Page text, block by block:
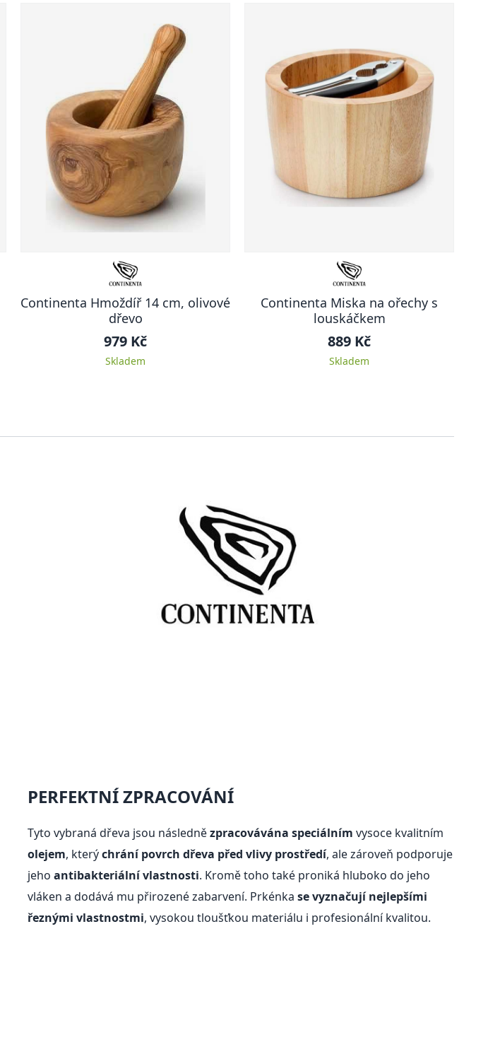
Continenta Hmoždíř 14 cm, olivové
dřevo
979 Kč
Skladem
Continenta Miska na ořechy s
louskáčkem
889 Kč
Skladem
PERFEKTNÍ ZPRACOVÁNÍ
Tyto vybraná dřeva jsou následnězpracovávána speciálním vysoce kvalitním
olejem, kterýchrání povrch dřeva před vlivy prostředí, ale zároveň podporuje
jeho antibakteriální vlastnosti. Kromě toho také proniká hluboko do jeho
vláken a dodává mu přirozené zabarvení. Prkénka se vyznačují nejlepšími
řeznými vlastnostmi, vysokou tloušťkou materiálu i profesionální kvalitou.